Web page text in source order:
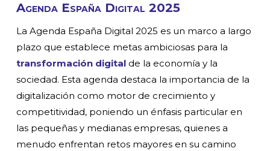
Agenda España Digital 2025
La Agenda España Digital 2025 es un marco a largo
plazo que establece metas ambiciosas para la
transformación digital de la economía y la
sociedad. Esta agenda destaca la importancia de la
digitalización como motor de crecimiento y
competitividad, poniendo un énfasis particular en
las pequeñas y medianas empresas, quienes a
menudo enfrentan retos mayores en su camino